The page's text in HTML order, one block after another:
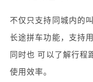
不仅只支持同城内的
长途拼车功能，支持
同时也 可以了解行程
使用效率。